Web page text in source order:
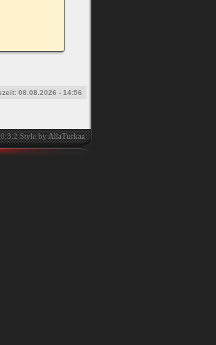
08.08.2026 - 14:56
Style byAllaTurkaa